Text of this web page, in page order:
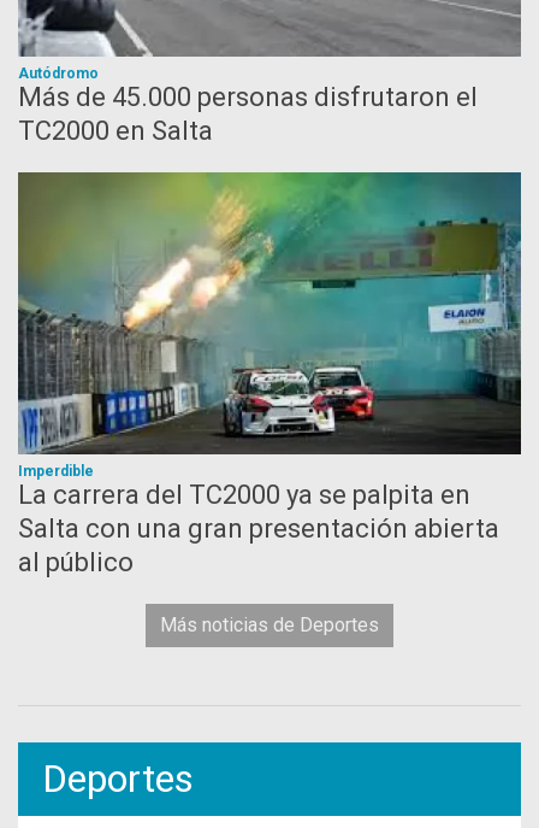
Autódromo
Más de 45.000 personas disfrutaron el
TC2000 en Salta
Imperdible
La carrera del TC2000 ya se palpita en
Salta con una gran presentación abierta
al público
Más noticias de Deportes
Deportes